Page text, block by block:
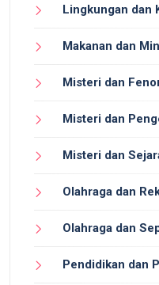
Lingkungan dan
Makanan dan
Misteri dan
Misteri dan
Misteri dan
Olahraga dan
Olahraga dan
Pendidikan dan